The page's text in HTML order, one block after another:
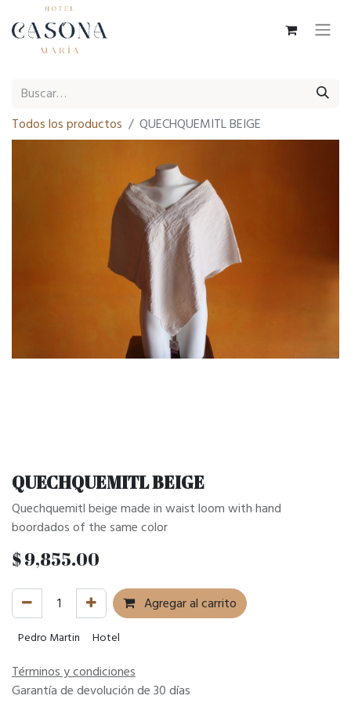
Todos los productos QUECHQUEMITL BEIGE
QUECHQUEMITL BEIGE
Quechquemitl beige made in waist loom with hand
boordados of the same color
$9,855.00
Agregar al carrito
Pedro Martin Hotel
Términos y condiciones
Garantía de devolución de 30 días